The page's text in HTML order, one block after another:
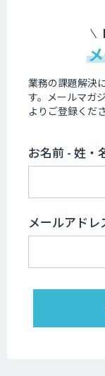
業務の課題解決
す。 メールマガ
よりご登録くだ
お名前 - 姓・
メールアドレ